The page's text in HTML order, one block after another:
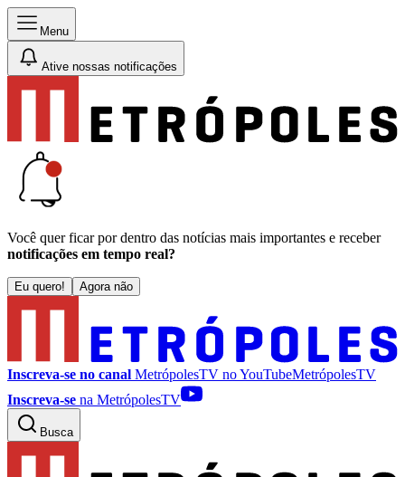
Menu
Ative nossas notificações
Você quer ficar por dentro das notícias mais importantes e receber
notificações em tempo real?
Eu quero! Agora não
Inscreva-se no canal MetrópolesTV noYouTubeMetrópolesTV
Inscreva-se na MetrópolesTV
Busca